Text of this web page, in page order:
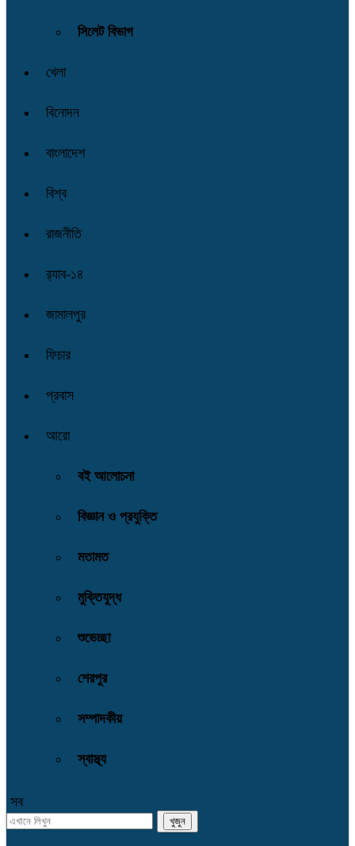
সিলেট বিভাগ
খেলা
বিনোদন
বাংলাদেশ
বিশ্ব
রাজনীতি
র‌্যাব-১৪
জামালপুর
ফিচার
প্রবাস
আরো
বই আলোচনা
বিজ্ঞান ও প্রযুক্তি
মতামত
মুক্তিযুদ্ধ
শুভেচ্ছা
শেরপুর
সম্পাদকীয়
স্বাস্থ্য
সব